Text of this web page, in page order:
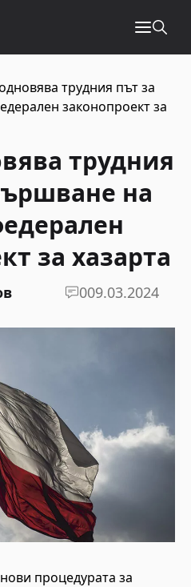
трудния път за
законопроект за
трудния
на
за хазарта
009.03.2024
процедурата за